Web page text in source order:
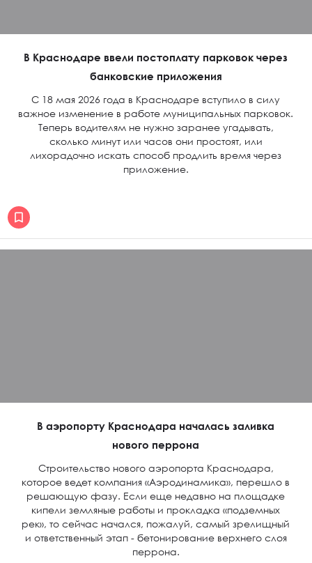
В Краснодаре ввели постоплату парковок через
банковские приложения
С 18 мая 2026 года в Краснодаре вступило в силу
важное изменение в работе муниципальных парковок.
Теперь водителям не нужно заранее угадывать,
сколько минут или часов они простоят, или
лихорадочно искать способ продлить время через
приложение.
В аэропорту Краснодара началась заливка
нового перрона
Строительство нового аэропорта Краснодара,
которое ведет компания «Аэродинамика», перешло в
решающую фазу. Если еще недавно на площадке
кипели земляные работы и прокладка «подземных
рек», то сейчас начался, пожалуй, самый зрелищный
и ответственный этап - бетонирование верхнего слоя
перрона.